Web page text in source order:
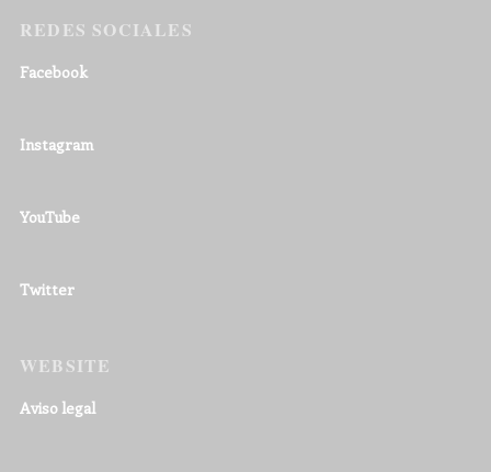
REDES SOCIALES
Facebook
Instagram
YouTube
Twitter
WEBSITE
Aviso legal